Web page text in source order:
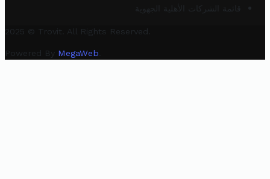
قائمة الشركات الأهلية الجهوية
2025 © Trovit. All Rights Reserved.
Powered By MegaWeb